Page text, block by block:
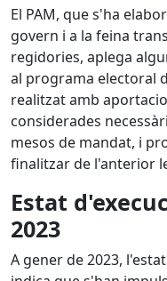
El PAM, que s'ha
govern i a la feina
regidories, aplega
al programa electoral
realitzat amb
considerades
mesos de mandat, i
finalitzar de l'anterior
Estat
2023
A gener de 2023,